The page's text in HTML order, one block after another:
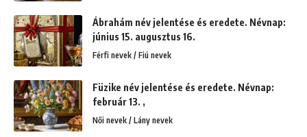
Ábrahám név jelentése és eredete. Névnap:
június 15. augusztus 16.
Férfi nevek / Fiú nevek
Füzike név jelentése és eredete. Névnap:
február 13. ,
Női nevek / Lány nevek